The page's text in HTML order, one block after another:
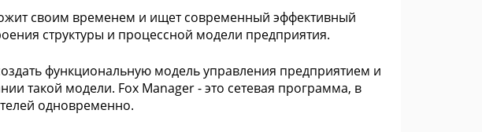
своим временем и ищет современный эффективный
структуры и процессной модели предприятия.
функциональную модель управления предприятием и
такой модели. Fox Manager - это сетевая программа, в
одновременно.